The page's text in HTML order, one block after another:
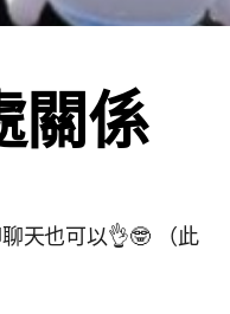
關係
天也可以👌🤓 （此